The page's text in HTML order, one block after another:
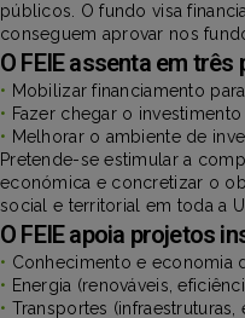
públicos. O fundo visa
conseguem aprovar nos
O FEIE assenta em três
• Mobilizar financiamento
• Fazer chegar o investimento
• Melhorar o ambiente de
Pretende-se estimular a
económica e concretizar o
social e territorial em toda a
O FEIE apoia projetos
• Conhecimento e economia
• Energia (renováveis,
• Transportes (infraestruturas,